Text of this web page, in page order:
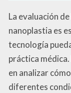
La evaluación
nanoplastia es
tecnología
práctica
en analizar
diferentes